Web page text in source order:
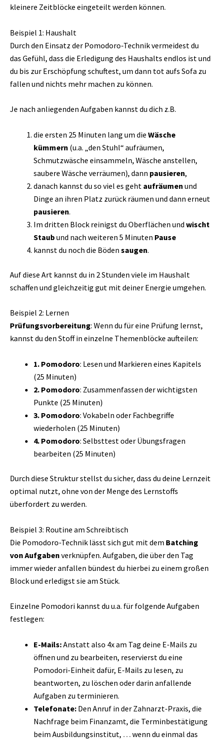
kleinere Zeitblöcke eingeteilt werden können.
Beispiel 1: Haushalt
Durch den Einsatz der Pomodoro-Technik vermeidest du
das Gefühl, dass die Erledigung des Haushalts endlos ist und
du bis zur Erschöpfung schuftest, um dann tot aufs Sofa zu
fallen und nichts mehr machen zu können.
Je nach anliegenden Aufgaben kannst du dich z.B.
die ersten 25 Minuten lang um die Wäsche
kümmern (u.a. „den Stuhl“ aufräumen,
Schmutzwäsche einsammeln, Wäsche anstellen,
saubere Wäsche verräumen), dann pausieren,
danach kannst du so viel es geht aufräumen und
Dinge an ihren Platz zurück räumen und dann erneut
pausieren.
Im dritten Block reinigst du Oberflächen und wischt
Staubund nach weiteren 5 Minuten Pause
kannst du noch die Böden saugen.
Auf diese Art kannst du in 2 Stunden viele im Haushalt
schaffen und gleichzeitig gut mit deiner Energie umgehen.
Beispiel 2: Lernen
Prüfungsvorbereitung: Wenn du für eine Prüfung lernst,
kannst du den Stoff in einzelne Themenblöcke aufteilen:
1. Pomodoro: Lesen und Markieren eines Kapitels
(25 Minuten)
2. Pomodoro: Zusammenfassen der wichtigsten
Punkte (25 Minuten)
3. Pomodoro: Vokabeln oder Fachbegriffe
wiederholen (25 Minuten)
4. Pomodoro: Selbsttest oder Übungsfragen
bearbeiten (25 Minuten)
Durch diese Struktur stellst du sicher, dass du deine Lernzeit
optimal nutzt, ohne von der Menge des Lernstoffs
überfordert zu werden.
Beispiel 3: Routine am Schreibtisch
Die Pomodoro-Technik lässt sich gut mit dem Batching
von Aufgaben verknüpfen. Aufgaben, die über den Tag
immer wieder anfallen bündest du hierbei zu einem großen
Block und erledigst sie am Stück.
Einzelne Pomodori kannst du u.a. für folgende Aufgaben
festlegen:
E-Mails:Anstatt also 4x am Tag deine E-Mails zu
öffnen und zu bearbeiten, reservierst du eine
Pomodori-Einheit dafür, E-Mails zu lesen, zu
beantworten, zu löschen oder darin anfallende
Aufgaben zu terminieren.
Telefonate: Den Anruf in der Zahnarzt-Praxis, die
Nachfrage beim Finanzamt, die Terminbestätigung
beim Ausbildungsinstitut, … wenn du einmal das